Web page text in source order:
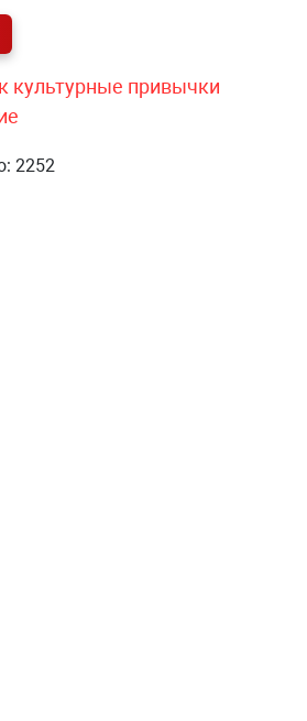
культурные привычки
2252